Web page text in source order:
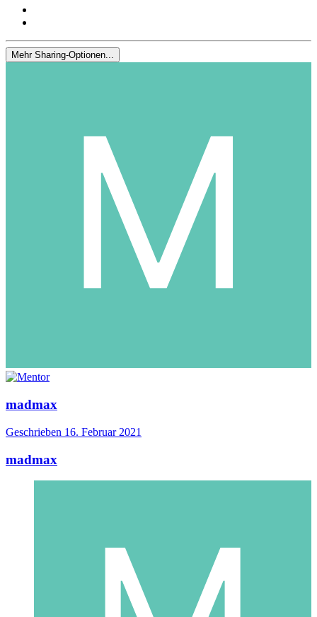
Mehr Sharing-Optionen...
madmax
Geschrieben 16. Februar 2021
madmax